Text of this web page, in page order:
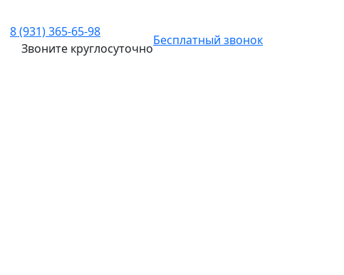
8 (931) 365-65-98
Звоните круглосуточно
Бесплатный звонок